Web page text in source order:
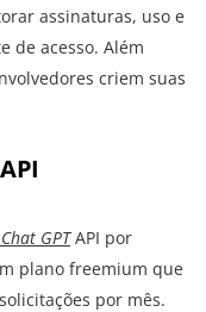
assinaturas, uso e
de acesso. Além
criem suas
GPTAPI por
plano freemium que
por mês.